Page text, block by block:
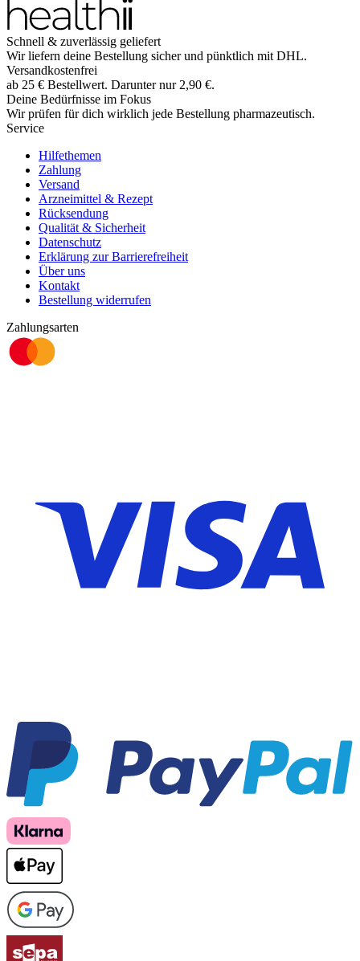
Schnell & zuverlässig geliefert
Wir liefern deine Bestellung sicher und pünktlich mit DHL.
Versandkostenfrei
ab 25 € Bestellwert. Darunter nur 2,90 €.
Deine Bedürfnisse im Fokus
Wir prüfen für dich wirklich jede Bestellung pharmazeutisch.
Service
Hilfethemen
Zahlung
Versand
Arzneimittel & Rezept
Rücksendung
Qualität & Sicherheit
Datenschutz
Erklärung zur Barrierefreiheit
Über uns
Kontakt
Bestellung widerrufen
Zahlungsarten